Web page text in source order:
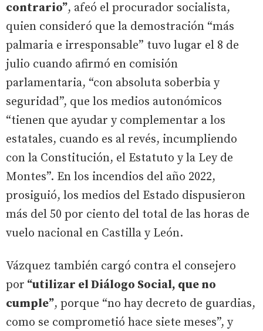
contrario”, afeó el procurador socialista,
quien consideró que la demostración “más
palmaria e irresponsable” tuvo lugar el 8 de
julio cuando afirmó en comisión
parlamentaria, “con absoluta soberbia y
seguridad”, que los medios autonómicos
“tienen que ayudar y complementar a los
estatales, cuando es al revés, incumpliendo
con la Constitución, el Estatuto y la Ley de
Montes”. En los incendios del año 2022,
prosiguió, los medios del Estado dispusieron
más del 50 por ciento del total de las horas de
vuelo nacional en Castilla y León.
Vázquez también cargó contra el consejero
por “utilizar el Diálogo Social, que no
cumple”, porque “no hay decreto de guardias,
como se comprometió hace siete meses”, y